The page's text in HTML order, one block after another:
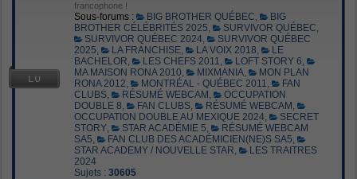
francophone !
Sous-forums : BIG BROTHER QUÉBEC,
BIG
BROTHER CÉLÉBRITÉS 2025, SURVIVOR QUÉBEC,
SURVIVOR QUÉBEC 2024,
SURVIVOR QUÉBEC
2025, LA FRANCHISE, LA VOIX 2018,
LE
BACHELOR, LES CHEFS 2011, LOFT STORY 6,
MA MAISON RONA 2010, MIXMANIA,
MON PLAN
RONA 2012, MONTRÉAL - QUÉBEC 2011,
FAN
CLUBS, RÉSUMÉ WEBCAM ,
OCCUPATION
DOUBLE 8, FAN CLUBS, RÉSUMÉ WEBCAM ,
OCCUPATION DOUBLE AU MEXIQUE 2024,
SECRET
STORY, STAR ACADÉMIE 5,
RÉSUMÉ WEBCAM
SA5, FAN CLUB DES ACADÉMICIEN(NE)S SA5,
STAR ACADEMY / NOUVELLE STAR,
LES TRAITRES
2024
Sujets : 30605